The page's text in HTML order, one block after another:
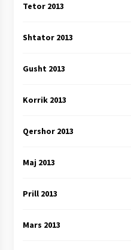
Tetor 2013
Shtator 2013
Gusht 2013
Korrik 2013
Qershor 2013
Maj 2013
Prill 2013
Mars 2013